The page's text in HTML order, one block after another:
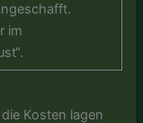
im
Kosten lagen